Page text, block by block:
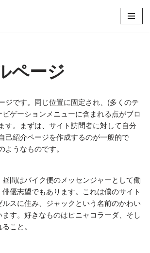
ページ
ジです。同じ位置に固定され、(多くのテ
ゲーションメニューに含まれる点がブロ
す。まずは、サイト訪問者に対して自分
己紹介ページを作成するのが一般的で
ようなものです。
昼間はバイク便のメッセンジャーとして働
優志望でもあります。これは僕のサイト
ルスに住み、ジャックという名前のかわい
ます。好きなものはピニャコラーダ、そし
こと。